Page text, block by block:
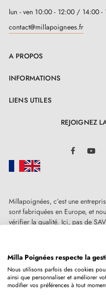
lun - ven 10:00 - 12:00 / 14:00 -
contact@millapoignees.fr
A PROPOS
INFORMATIONS
LIENS UTILES
REJOIGNEZ
Millapoignées, c’est une
sont fabriquées en Europe, et
vérifier la qualité. Ici, pas de
Copyright © 2026MILLA
Milla Poignées respecte la
Nous utilisons parfois des cookies
ainsi que personnaliser et améliorer
modifier vos préférences à tout